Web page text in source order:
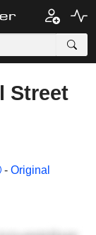
Street
- Original